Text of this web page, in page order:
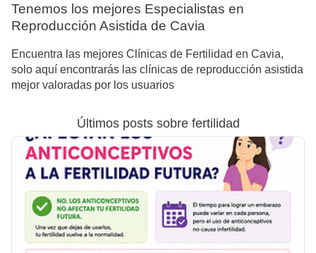
Tenemos los mejores Especialistas en
Reproducción Asistida de Cavia
Encuentra las mejores Clínicas de Fertilidad en Cavia,
solo aquí encontrarás las clínicas de reproducción asistida
mejor valoradas por los usuarios
Últimos posts sobre fertilidad